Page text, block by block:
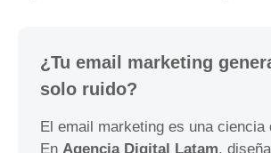
¿Tu email marketing
solo ruido?
El email marketing es una ciencia
En Agencia Digital Latam,